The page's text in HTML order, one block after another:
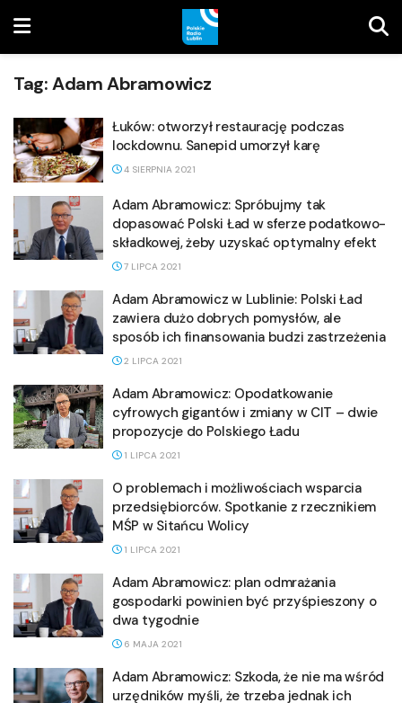
Tag:Adam Abramowicz
Łuków: otworzył restaurację podczas
lockdownu. Sanepid umorzył karę
4 SIERPNIA 2021
Adam Abramowicz: Spróbujmy tak
dopasować Polski Ład w sferze podatkowo-
składkowej, żeby uzyskać optymalny efekt
7 LIPCA 2021
Adam Abramowicz w Lublinie: Polski Ład
zawiera dużo dobrych pomysłów, ale
sposób ich finansowania budzi zastrzeżenia
2 LIPCA 2021
Adam Abramowicz: Opodatkowanie
cyfrowych gigantów i zmiany w CIT – dwie
propozycje do Polskiego Ładu
1 LIPCA 2021
O problemach i możliwościach wsparcia
przedsiębiorców. Spotkanie z rzecznikiem
MŚP w Sitańcu Wolicy
1 LIPCA 2021
Adam Abramowicz: plan odmrażania
gospodarki powinien być przyśpieszony o
dwa tygodnie
6 MAJA 2021
Adam Abramowicz: Szkoda, że nie ma wśród
urzędników myśli, że trzeba jednak ich